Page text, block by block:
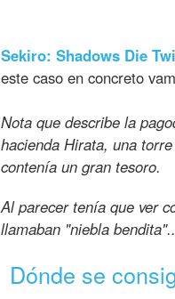
Sekiro: Shadows Die
este caso en concreto
Nota que describe la
hacienda Hirata, una
contenía un gran tesoro.
Al parecer tenía que ver
llamaban "niebla
Dónde se